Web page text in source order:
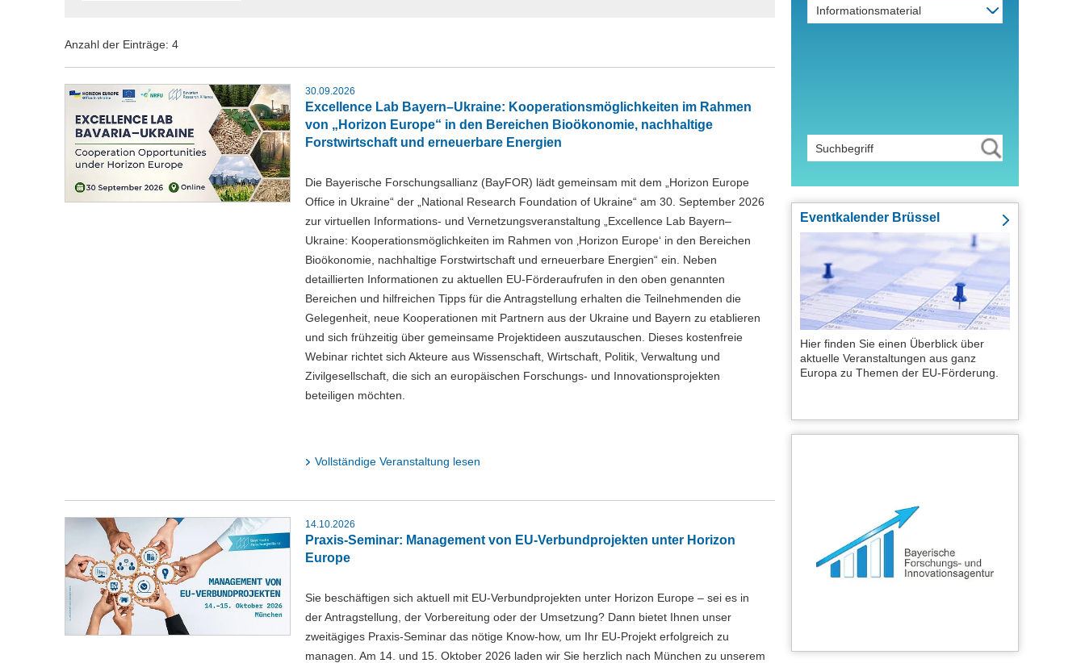
Anzahl der Einträge: 4
30.09.2026
Excellence Lab Bayern–Ukraine: Kooperationsmöglichkeiten im Rahmen
von „Horizon Europe“ in den Bereichen Bioökonomie, nachhaltige
Forstwirtschaft und erneuerbare Energien
Die Bayerische Forschungsallianz (BayFOR) lädt gemeinsam mit dem „Horizon Europe
Office in Ukraine“ der „National Research Foundation of Ukraine“ am 30. September 2026
zur virtuellen Informations- und Vernetzungsveranstaltung „Excellence Lab Bayern–
Ukraine: Kooperationsmöglichkeiten im Rahmen von ‚Horizon Europe‘ in den Bereichen
Bioökonomie, nachhaltige Forstwirtschaft und erneuerbare Energien“ ein. Neben
detaillierten Informationen zu aktuellen EU-Förderaufrufen in den oben genannten
Bereichen und hilfreichen Tipps für die Antragstellung erhalten die Teilnehmenden die
Gelegenheit, neue Kooperationen mit Partnern aus der Ukraine und Bayern zu etablieren
und sich frühzeitig über gemeinsame Projektideen auszutauschen. Dieses kostenfreie
Webinar richtet sich Akteure aus Wissenschaft, Wirtschaft, Politik, Verwaltung und
Zivilgesellschaft, die sich an europäischen Forschungs- und Innovationsprojekten
beteiligen möchten.
Vollständige Veranstaltung lesen
14.10.2026
Praxis-Seminar: Management von EU-Verbundprojekten unter Horizon
Europe
Sie beschäftigen sich aktuell mit EU-Verbundprojekten unter Horizon Europe – sei es in
der Antragstellung, der Vorbereitung oder der Umsetzung? Dann bietet Ihnen unser
zweitägiges Praxis-Seminar das nötige Know-how, um Ihr EU-Projekt erfolgreich zu
managen. Am 14. und 15. Oktober 2026 laden wir Sie herzlich nach München zu unserem
Informationsmaterial
Eventkalender Brüssel
Hier finden Sie einen Überblick über
aktuelle Veranstaltungen aus ganz
Europa zu Themen der EU-Förderung.